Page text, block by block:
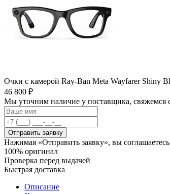
Очки с камерой Ray-Ban Meta Wayfarer Shiny
46 800 ₽
Мы уточним наличие у поставщика, свяжемся
Отправить заявку
Нажимая «Отправить заявку», вы
100% оригинал
Проверка перед выдачей
Быстрая доставка
Описание